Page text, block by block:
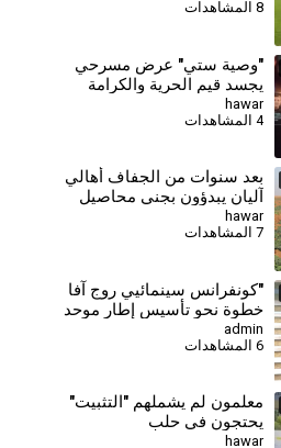
"وصية ستي" عرض مسرحي
يجسد قيم الحرية والكرامة
hawar
4 المشاهدات
بعد سنوات من الجفاف أهالي
آليان يبدؤون بجني محاصيل
الحقول البعلية
hawar
7 المشاهدات
"كونفرانس سينمائيي روج آفا
خطوة نحو تأسيس إطار موحد
وتجاوز تحديات القطاع"
admin
6 المشاهدات
معلمون لم يشملهم "التثبيت"
يحتجون في حلب
hawar